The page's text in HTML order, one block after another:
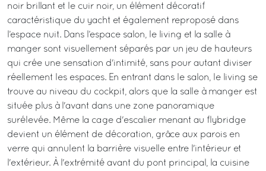
noir brillant et le cuir noir, un élément décoratif
caractéristique du yacht et également reproposé dans
l’espace nuit. Dans l’espace salon, le living et la salle à
manger sont visuellement séparés par un jeu de hauteurs
qui crée une sensation d'intimité, sans pour autant diviser
réellement les espaces. En entrant dans le salon, le living se
trouve au niveau du cockpit, alors que la salle à manger est
située plus à l'avant dans une zone panoramique
surélevée. Même la cage d'escalier menant au flybridge
devient un élément de décoration, grâce aux parois en
verre qui annulent la barrière visuelle entre l'intérieur et
l'extérieur. À l'extrémité avant du pont principal, la cuisine